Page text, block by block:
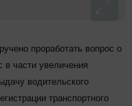
проработать вопрос о
в части увеличения
водительского
транспортного